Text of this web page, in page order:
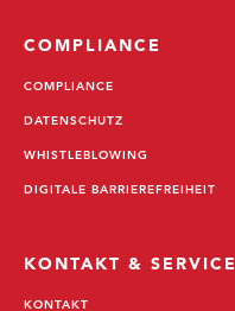
COMPLIANCE
COMPLIANCE
DATENSCHUTZ
WHISTLEBLOWING
DIGITALE BARRIEREFREIHEIT
KONTAKT & SERVICE
KONTAKT